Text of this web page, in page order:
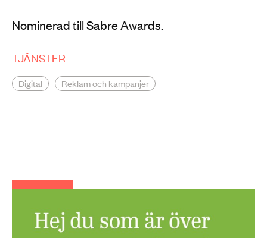
Nominerad till Sabre Awards.
TJÄNSTER
Digital Reklam och kampanjer